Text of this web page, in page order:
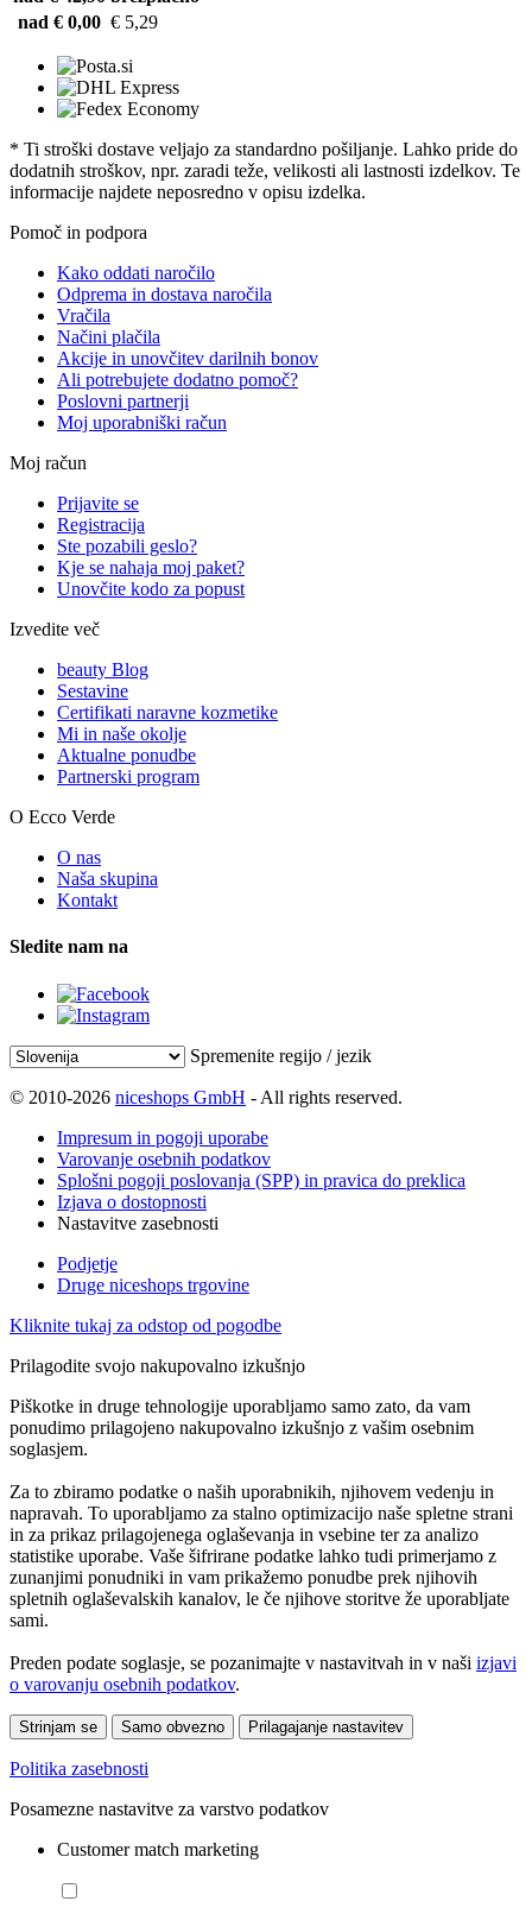
nad € 0,00 € 5,29
* Ti stroški dostave veljajo za standardno pošiljanje. Lahko pride do
dodatnih stroškov, npr. zaradi teže, velikosti ali lastnosti izdelkov. Te
informacije najdete neposredno v opisu izdelka.
Pomoč in podpora
Kako oddati naročilo
Odprema in dostava naročila
Vračila
Načini plačila
Akcije in unovčitev darilnih bonov
Ali potrebujete dodatno pomoč?
Poslovni partnerji
Moj uporabniški račun
Moj račun
Prijavite se
Registracija
Ste pozabili geslo?
Kje se nahaja moj paket?
Unovčite kodo za popust
Izvedite več
beauty Blog
Sestavine
Certifikati naravne kozmetike
Mi in naše okolje
Aktualne ponudbe
Partnerski program
O Ecco Verde
O nas
Naša skupina
Kontakt
Sledite nam na
Spremenite regijo / jezik
© 2010-2026 niceshops GmbH - All rights reserved.
Impresum in pogoji uporabe
Varovanje osebnih podatkov
Splošni pogoji poslovanja (SPP) in pravica do preklica
Izjava o dostopnosti
Nastavitve zasebnosti
Podjetje
Druge niceshops trgovine
Kliknite tukaj za odstop od pogodbe
Prilagodite svojo nakupovalno izkušnjo
Piškotke in druge tehnologije uporabljamo samo zato, da vam
ponudimo prilagojeno nakupovalno izkušnjo z vašim osebnim
soglasjem.
Za to zbiramo podatke o naših uporabnikih, njihovem vedenju in
napravah. To uporabljamo za stalno optimizacijo naše spletne strani
in za prikaz prilagojenega oglaševanja in vsebine ter za analizo
statistike uporabe. Vaše šifrirane podatke lahko tudi primerjamo z
zunanjimi ponudniki in vam prikažemo ponudbe prek njihovih
spletnih oglaševalskih kanalov, le če njihove storitve že uporabljate
sami.
Preden podate soglasje, se pozanimajte v nastavitvah in v naši izjavi
o varovanju osebnih podatkov.
Strinjam se Samo obvezno Prilagajanje nastavitev
Politika zasebnosti
Posamezne nastavitve za varstvo podatkov
Customer match marketing